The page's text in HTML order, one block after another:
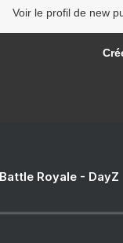
Voir le profil de new
Royale - DayZ